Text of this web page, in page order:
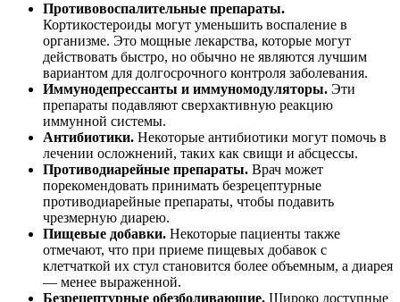
Противовоспалительные препараты.
Кортикостероиды могут уменьшить воспаление в
организме. Это мощные лекарства, которые могут
действовать быстро, но обычно не являются лучшим
вариантом для долгосрочного контроля заболевания.
Иммунодепрессанты и иммуномодуляторы. Эти
препараты подавляют сверхактивную реакцию
иммунной системы.
Антибиотики. Некоторые антибиотики могут помочь в
лечении осложнений, таких как свищи и абсцессы.
Противодиарейные препараты. Врач может
порекомендовать принимать безрецептурные
противодиарейные препараты, чтобы подавить
чрезмерную диарею.
Пищевые добавки. Некоторые пациенты также
отмечают, что при приеме пищевых добавок с
клетчаткой их стул становится более объемным, а диарея
— менее выраженной.
Безрецептурные обезболивающие. Широко доступные